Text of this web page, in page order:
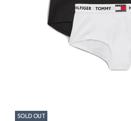
SOLD OUT